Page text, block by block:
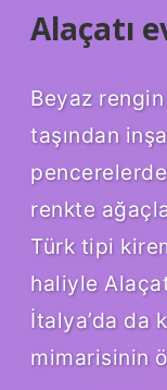
Alaçatı
Beyaz
taşından
renkte
Türk tipi
haliyle
İtalya’da da
mimarisinin